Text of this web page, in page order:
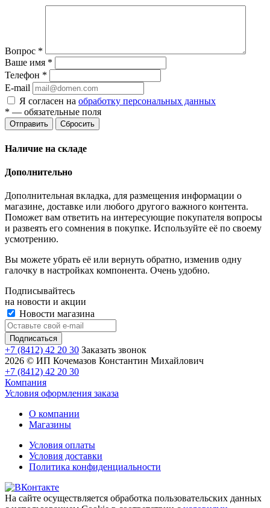
Вопрос *
Ваше имя *
Телефон *
E-mail
Я согласен на обработку персональных данных
* — обязательные поля
Отправить Сбросить
Наличие на складе
Дополнительно
Дополнительная вкладка, для размещения информации о
магазине, доставке или любого другого важного контента.
Поможет вам ответить на интересующие покупателя вопросы
и развеять его сомнения в покупке. Используйте её по своему
усмотрению.
Вы можете убрать её или вернуть обратно, изменив одну
галочку в настройках компонента. Очень удобно.
Подписывайтесь
на новости и акции
Новости магазина
+7 (8412) 42 20 30 Заказать звонок
2026 © ИП Кочемазов Константин Михайлович
+7 (8412) 42 20 30
Компания
Условия оформления заказа
О компании
Магазины
Условия оплаты
Условия доставки
Политика конфиденциальности
На сайте осуществляется обработка пользовательских данных